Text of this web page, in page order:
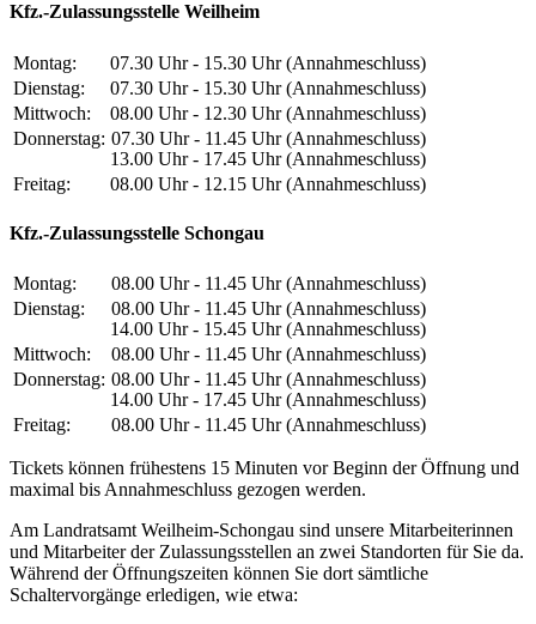
Kfz.-Zulassungsstelle Weilheim
Montag:
07.30 Uhr - 15.30 Uhr (Annahmeschluss)
Dienstag:
07.30 Uhr - 15.30 Uhr (Annahmeschluss)
Mittwoch:
08.00 Uhr - 12.30 Uhr (Annahmeschluss)
Donnerstag: 07.30 Uhr - 11.45 Uhr (Annahmeschluss)
13.00 Uhr - 17.45 Uhr (Annahmeschluss)
Freitag:
08.00 Uhr - 12.15 Uhr (Annahmeschluss)
Kfz.-Zulassungsstelle Schongau
Montag:
08.00 Uhr - 11.45 Uhr (Annahmeschluss)
Dienstag:
08.00 Uhr - 11.45 Uhr (Annahmeschluss)
14.00 Uhr - 15.45 Uhr (Annahmeschluss)
Mittwoch:
08.00 Uhr - 11.45 Uhr (Annahmeschluss)
Donnerstag: 08.00 Uhr - 11.45 Uhr (Annahmeschluss)
14.00 Uhr - 17.45 Uhr (Annahmeschluss)
Freitag:
08.00 Uhr - 11.45 Uhr (Annahmeschluss)
Tickets können frühestens 15 Minuten vor Beginn der Öffnung und
maximal bis Annahmeschluss gezogen werden.
Am Landratsamt Weilheim-Schongau sind unsere Mitarbeiterinnen
und Mitarbeiter der Zulassungsstellen an zwei Standorten für Sie da.
Während der Öffnungszeiten können Sie dort sämtliche
Schaltervorgänge erledigen, wie etwa: